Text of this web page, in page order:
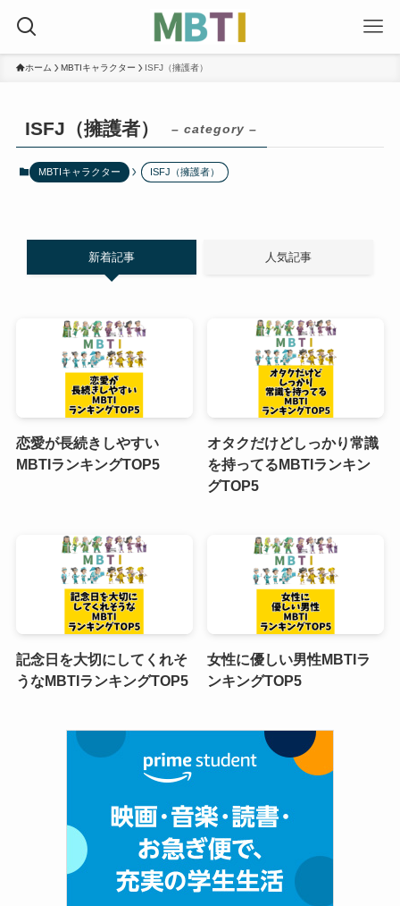
ホーム MBTIキャラクター ISFJ（擁護者）
ISFJ（擁護者） – category –
MBTIキャラクター ISFJ（擁護者）
新着記事 人気記事
恋愛が長続きしやすい
MBTIランキングTOP5
オタクだけどしっかり常識
を持ってるMBTIランキン
グTOP5
記念日を大切にしてくれそ
うなMBTIランキングTOP5
女性に優しい男性MBTIラ
ンキングTOP5